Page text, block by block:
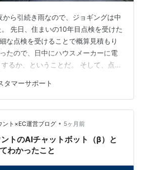
ら引続き雨なので、ジョギングは中
先日、住まいの10年目点検を受けた
な点検を受けることで概算見積もり
たので、日中にハウスメーカーに電
るか、ということだ。 そして、点検
るかどうかも聞いてみた。 すると、
ものすごくへりくだった装飾語や感
かなか要件にたどり着けなかった。
だり方だ（笑） いい意味ではなく、
ベルだった。 僕がわざと言葉を被せ
としても、…
タマーサポート
ント×EC運営ブログ • 5ヶ月前
トのAIチャットボット（β）と
わかったこと